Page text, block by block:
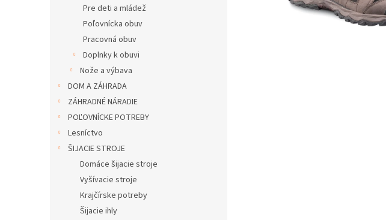
Pre deti a mládež
Poľovnícka obuv
Pracovná obuv
Doplnky k obuvi
Nože a výbava
DOM A ZÁHRADA
ZÁHRADNÉ NÁRADIE
POĽOVNÍCKE POTREBY
Lesníctvo
ŠIJACIE STROJE
Domáce šijacie stroje
Vyšívacie stroje
Krajčírske potreby
Šijacie ihly